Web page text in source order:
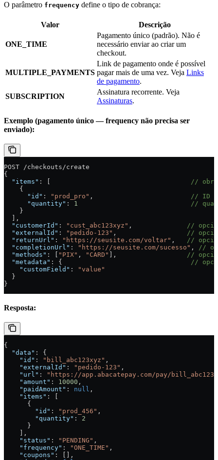
O parâmetro frequency define o tipo de cobrança:
Valor Descrição
ONE_TIME
Pagamento único (padrão). Não é
necessário enviar ao criar um
checkout.
MULTIPLE_PAYMENTS
Link de pagamento onde é possível
pagar mais de uma vez. Veja Links
de pagamento.
SUBSCRIPTION
Assinatura recorrente. Veja
Assinaturas.
Exemplo (pagamento único — frequency não precisa ser
enviado):
POST /checkouts/create
{
  "items"
: [ //
    {
      "id"
: "prod_pro" , // ID
      "quantity"
: 1
//
    }
  ],
  "customerId"
: "cust_abc123xyz" , //
  "externalId"
: "pedido-123" , //
  "returnUrl"
: "https://seusite.com/voltar" , //
  "completionUrl"
: "https://seusite.com/sucesso" , //
  "methods"
: [ "PIX" , "CARD" ], //
  "metadata"
: { //
    "customField"
:
"value"
  }
}
Resposta:
{
  "data"
: {
    "id"
: "bill_abc123xyz" ,
    "externalId"
: "pedido-123" ,
    "url"
:
"https://app.abacatepay.com/pay/
    "amount"
: 10000 ,
    "paidAmount"
: null ,
    "items"
: [
      {
        "id"
: "prod_456" ,
        "quantity"
: 2
      }
    ],
    "status"
: "PENDING" ,
    "frequency"
: "ONE_TIME" ,
    "coupons"
: [],